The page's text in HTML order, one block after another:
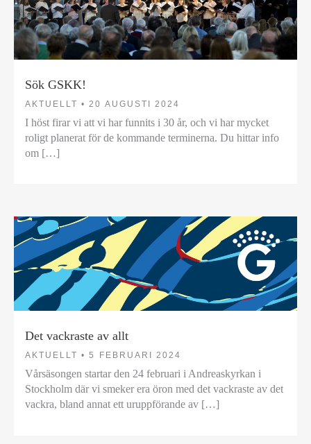
Sök GSKK!
AKTUELLT • 20 AUGUSTI 2024
I höst firar vi att vi har funnits i 30 år, och vi har mycket
roligt planerat för de kommande terminerna. Du hittar info
om […]
Det vackraste av allt
AKTUELLT • 5 FEBRUARI 2024
Vårsäsongen startar den 24 februari i Andreaskyrkan i
Stockholm där vi smeker era öron med det vackraste av det
vackra, bland annat ett uruppförande av […]